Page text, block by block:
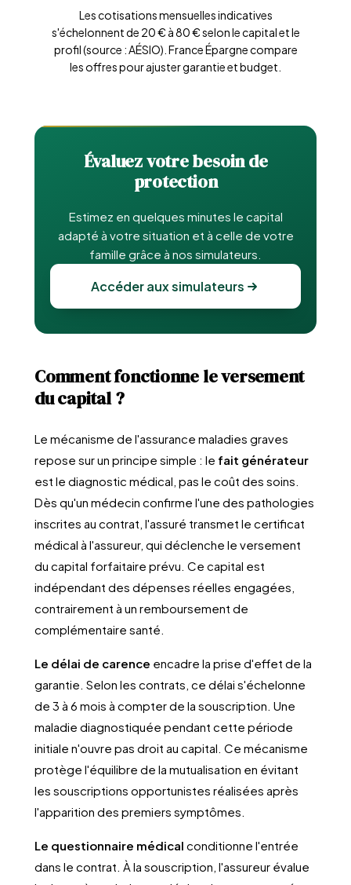
Les cotisations mensuelles indicatives
s'échelonnent de 20 € à 80 € selon le capital et le
profil (source : AÉSIO). France Épargne compare
les offres pour ajuster garantie et budget.
Évaluez votre besoin de
protection
Estimez en quelques minutes le capital
adapté à votre situation et à celle de votre
famille grâce à nos simulateurs.
Accéder aux simulateurs
Comment fonctionne le versement
du capital ?
Le mécanisme de l'assurance maladies graves
repose sur un principe simple : le fait générateur
est le diagnostic médical, pas le coût des soins.
Dès qu'un médecin confirme l'une des pathologies
inscrites au contrat, l'assuré transmet le certificat
médical à l'assureur, qui déclenche le versement
du capital forfaitaire prévu. Ce capital est
indépendant des dépenses réelles engagées,
contrairement à un remboursement de
complémentaire santé.
Le délai de carence encadre la prise d'effet de la
garantie. Selon les contrats, ce délai s'échelonne
de 3 à 6 mois à compter de la souscription. Une
maladie diagnostiquée pendant cette période
initiale n'ouvre pas droit au capital. Ce mécanisme
protège l'équilibre de la mutualisation en évitant
les souscriptions opportunistes réalisées après
l'apparition des premiers symptômes.
Le questionnaire médical conditionne l'entrée
dans le contrat. À la souscription, l'assureur évalue